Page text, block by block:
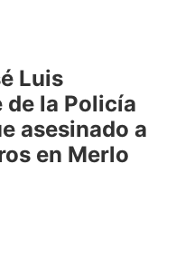
Luis
de la Policía
asesinado a
en Merlo